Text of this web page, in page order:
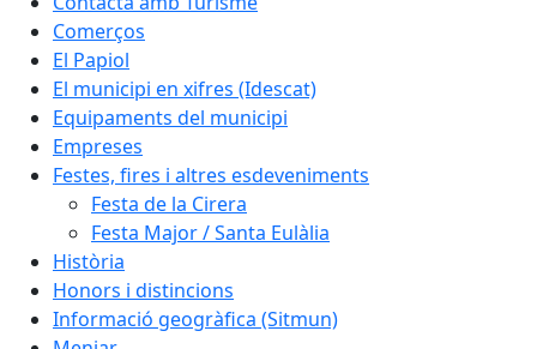
Comerços
El Papiol
El municipi en xifres (Idescat)
Equipaments del municipi
Empreses
Festes, fires i altres esdeveniments
Festa de la Cirera
Festa Major / Santa Eulàlia
Història
Honors i distincions
Informació geogràfica (Sitmun)